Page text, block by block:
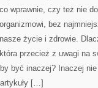
co wprawnie, czy też nie
organizmowi, bez
nasze życie i zdrowie.
która przecież z uwagi na
być inaczej? Inaczej
[…]